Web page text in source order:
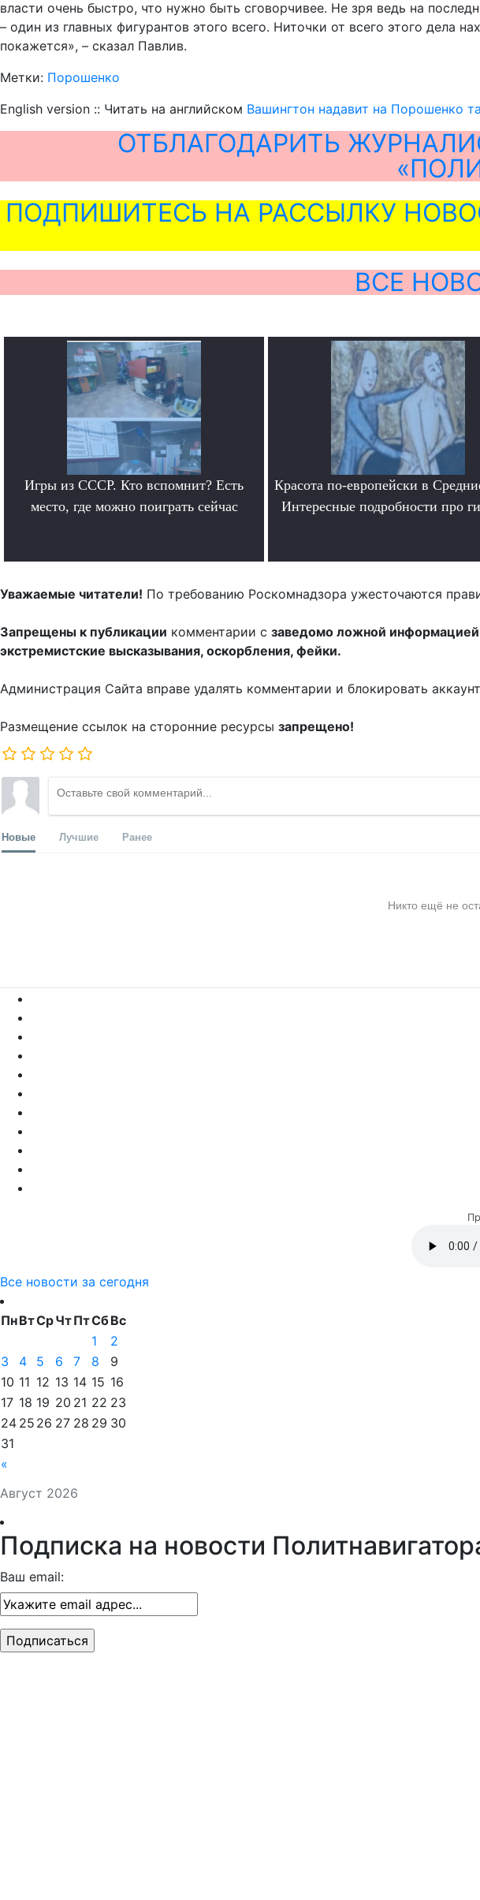
власти очень быстро, что нужно быть сговорчивее. Не зря ведь на
– один из главных фигурантов этого всего. Ниточки от всего этого дела
покажется», – сказал Павлив.
Метки: Порошенко
English version :: Читать на английском Вашингтон надавит на Порошенко
ОТБЛАГОДАРИТЬ
ПОДПИШИТЕСЬ НА РАССЫЛКУ
ВСЕ
Игры из СССР. Кто вспомнит? Есть
место, где можно поиграть сейчас
Красота по-европейски в
Интересные подробности про
Уважаемые читатели! По требованию Роскомнадзора ужесточаются
Запрещены к публикации комментарии с заведомо ложной информацией
экстремистские высказывания, оскорбления, фейки.
Администрация Сайта вправе удалять комментарии и блокировать
Размещение ссылок на сторонние ресурсы запрещено!
Новые Лучшие Ранее
Никто ещё не
Все новости за сегодня
Август 2026
ПнВтСрЧтПтСбВс
«
1
2
3
4 5 6 7 8
9
10 11 12 13 14 15 16
17 18 19 20 21 22 23
24 25 26 27 28 29 30
31
Подписка на новости
Ваш email: